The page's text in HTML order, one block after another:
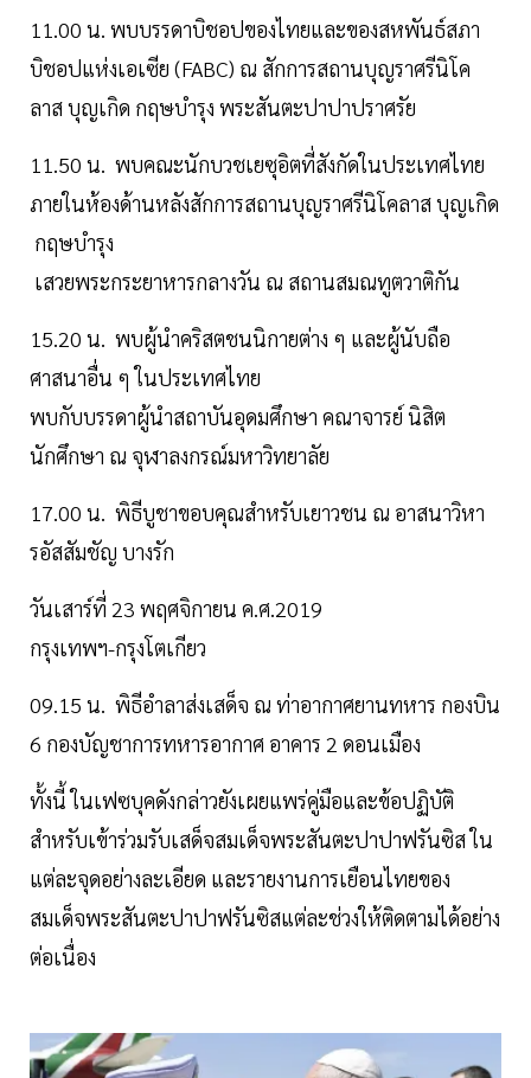
11.00 น. พบบรรดาบิชอปของไทยและของสหพันธ์สภา
บิชอปแห่งเอเซีย (FABC) ณ สักการสถานบุญราศรีนิโค
ลาส บุญเกิด กฤษบำรุง พระสันตะปาปาปราศรัย
11.50 น. พบคณะนักบวชเยซุอิตที่สังกัดในประเทศไทย
ภายในห้องด้านหลังสักการสถานบุญราศรีนิโคลาส บุญเกิด
กฤษบำรุง
เสวยพระกระยาหารกลางวัน ณ สถานสมณทูตวาติกัน
15.20 น. พบผู้นำคริสตชนนิกายต่าง ๆ และผู้นับถือ
ศาสนาอื่น ๆ ในประเทศไทย
พบกับบรรดาผู้นำสถาบันอุดมศึกษา คณาจารย์ นิสิต
นักศึกษา ณ จุฬาลงกรณ์มหาวิทยาลัย
17.00 น. พิธีบูชาขอบคุณสำหรับเยาวชน ณ อาสนาวิหา
รอัสสัมชัญ บางรัก
วันเสาร์ที่ 23 พฤศจิกายน ค.ศ.2019
กรุงเทพฯ-กรุงโตเกียว
09.15 น. พิธีอำลาส่งเสด็จ ณ ท่าอากาศยานทหาร กองบิน
6 กองบัญชาการทหารอากาศ อาคาร 2 ดอนเมือง
ทั้งนี้ ในเฟซบุคดังกล่าวยังเผยแพร่คู่มือและข้อปฏิบัติ
สำหรับเข้าร่วมรับเสด็จสมเด็จพระสันตะปาปาฟรันซิส ใน
แต่ละจุดอย่างละเอียด และรายงานการเยือนไทยของ
สมเด็จพระสันตะปาปาฟรันซิสแต่ละช่วงให้ติดตามได้อย่าง
ต่อเนื่อง